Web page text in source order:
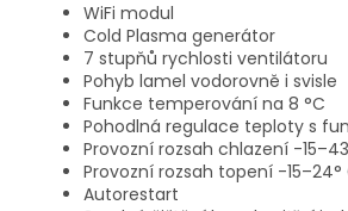
WiFi modul
Cold Plasma generátor
7 stupňů rychlosti ventilátoru
Pohyb lamel vodorovně i svisle
Funkce temperování na 8 °C
Pohodlná regulace teploty s
Provozní rozsah chlazení -
Provozní rozsah topení -15–24°
Autorestart